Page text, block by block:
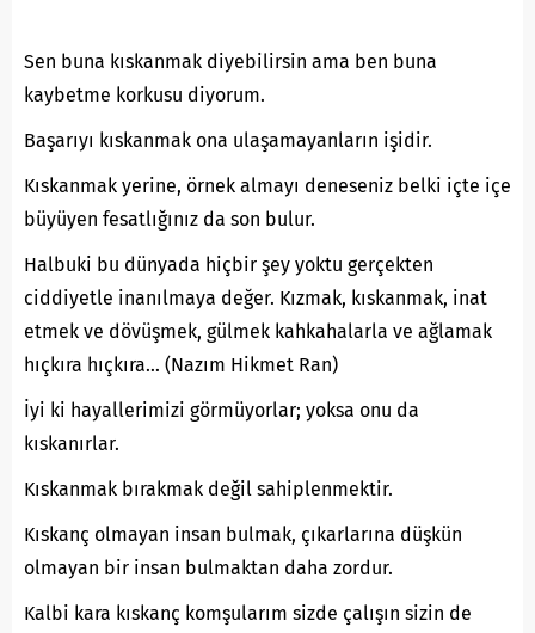
Sen buna kıskanmak diyebilirsin ama ben buna
kaybetme korkusu diyorum.
Başarıyı kıskanmak ona ulaşamayanların işidir.
Kıskanmak yerine, örnek almayı deneseniz belki içte içe
büyüyen fesatlığınız da son bulur.
Halbuki bu dünyada hiçbir şey yoktu gerçekten
ciddiyetle inanılmaya değer. Kızmak, kıskanmak, inat
etmek ve dövüşmek, gülmek kahkahalarla ve ağlamak
hıçkıra hıçkıra… (Nazım Hikmet Ran)
İyi ki hayallerimizi görmüyorlar; yoksa onu da
kıskanırlar.
Kıskanmak bırakmak değil sahiplenmektir.
Kıskanç olmayan insan bulmak, çıkarlarına düşkün
olmayan bir insan bulmaktan daha zordur.
Kalbi kara kıskanç komşularım sizde çalışın sizin de